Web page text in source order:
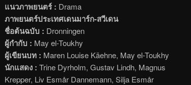
แนวภาพยนตร์ : Drama
ภาพยนตร์ประเทศเดนมาร์ก-สวีเดน
ชื่อต้นฉบับ : Dronningen
ผู้กำกับ : May el-Toukhy
ผู้เขียนบท : Maren Louise Käehne, May el-Toukhy
นักแสดง : Trine Dyrholm, Gustav Lindh, Magnus
Krepper, Liv Esmår Dannemann, Silja Esmår